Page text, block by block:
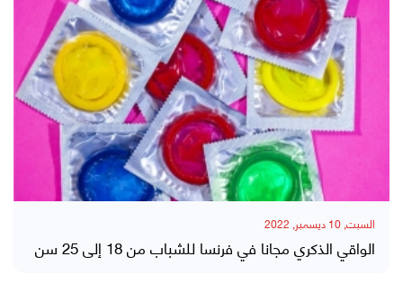
السبت, 10 ديسمبر, 2022
الواقي الذكري مجانا في فرنسا للشباب من 18 إلى 25 سن